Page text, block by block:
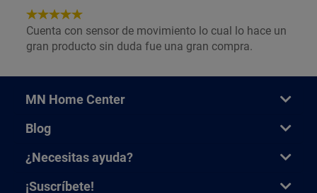
5
de
5
Cuenta con sensor de movimiento lo cual lo hace un
gran producto sin duda fue una gran compra.
MN Home Center
Blog
¿Necesitas ayuda?
¡Suscríbete!